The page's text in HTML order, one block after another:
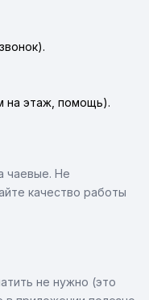
на этаж, помощь).
чаевые. Не
качество работы
не нужно (это